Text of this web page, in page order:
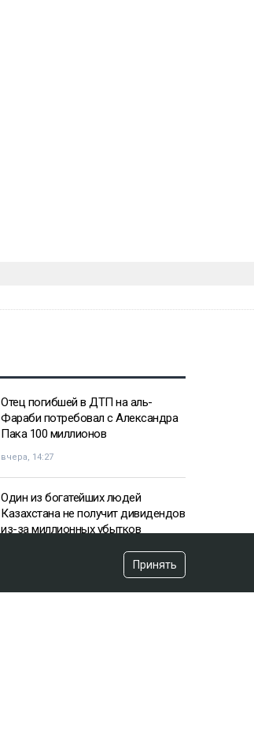
Отец погибшей в ДТП на аль-
Фараби потребовал с Александра
Пака 100 миллионов
вчера, 14:27
Один из богатейших людей
Казахстана не получит дивидендов
из-за миллионных убытков
«Пивной король» Тохтар Тулешов
Принять